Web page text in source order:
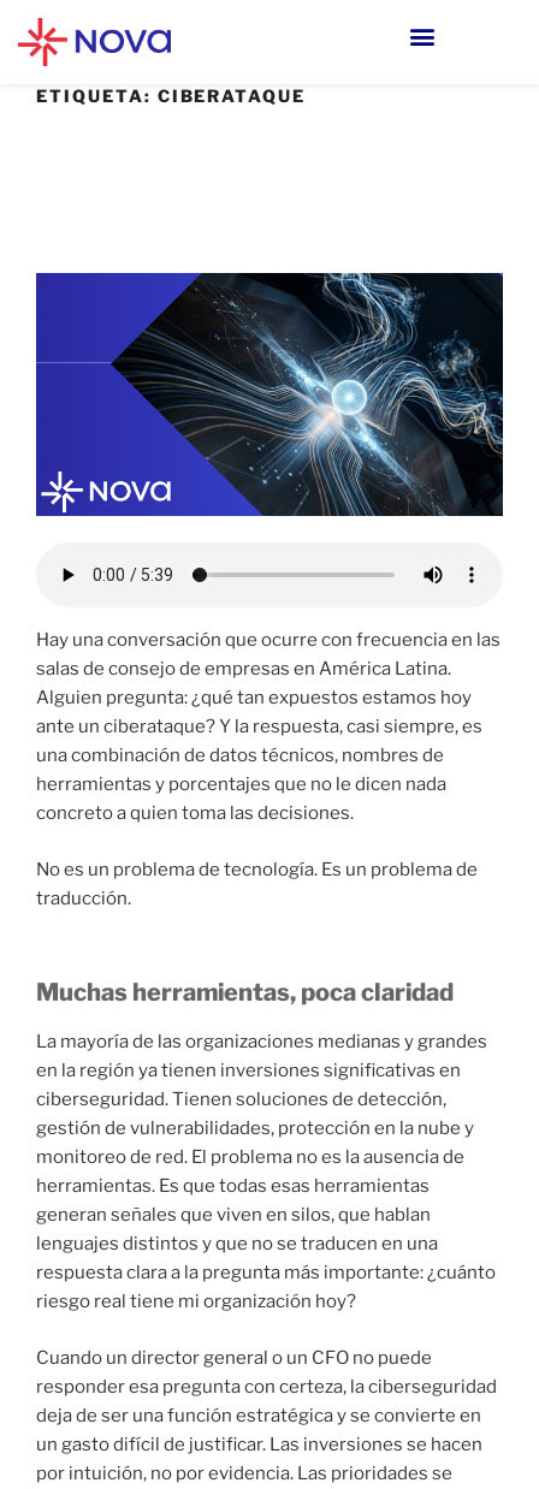
ETIQUETA: CIBERATAQUE
Hay una conversación que ocurre con frecuencia en las
salas de consejo de empresas en América Latina.
Alguien pregunta: ¿qué tan expuestos estamos hoy
ante un ciberataque? Y la respuesta, casi siempre, es
una combinación de datos técnicos, nombres de
herramientas y porcentajes que no le dicen nada
concreto a quien toma las decisiones.
No es un problema de tecnología. Es un problema de
traducción.
Muchas herramientas, poca claridad
La mayoría de las organizaciones medianas y grandes
en la región ya tienen inversiones significativas en
ciberseguridad. Tienen soluciones de detección,
gestión de vulnerabilidades, protección en la nube y
monitoreo de red. El problema no es la ausencia de
herramientas. Es que todas esas herramientas
generan señales que viven en silos, que hablan
lenguajes distintos y que no se traducen en una
respuesta clara a la pregunta más importante: ¿cuánto
riesgo real tiene mi organización hoy?
Cuando un director general o un CFO no puede
responder esa pregunta con certeza, la ciberseguridad
deja de ser una función estratégica y se convierte en
un gasto difícil de justificar. Las inversiones se hacen
por intuición, no por evidencia. Las prioridades se